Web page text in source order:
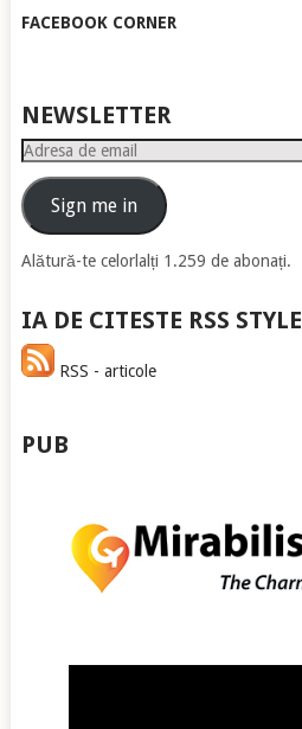
FACEBOOK CORNER
NEWSLETTER
Adresa
emailSign me in
Alătură-te celorlalți 1.259 de abonați.
IA DE CITESTE RSS STYLE
RSS - articole
PUB